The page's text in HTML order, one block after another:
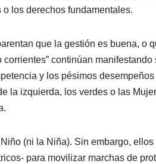
los derechos fundamentales.
que la gestión es buena, o
continúan
y los pésimos
la izquierda, los verdes o las
(ni la Niña). Sin embargo,
para movilizar marchas de